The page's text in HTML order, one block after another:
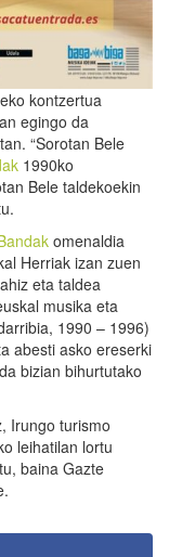
kontzertua
egingo da
“Sorotan Bele
1990ko
Bele taldekoekin
omenaldia
Herriak izan zuen
eta taldea
musika eta
1990 – 1996)
abesti asko ereserki
bizian bihurtutako
Irungo turismo
leihatilan lortu
baina Gazte